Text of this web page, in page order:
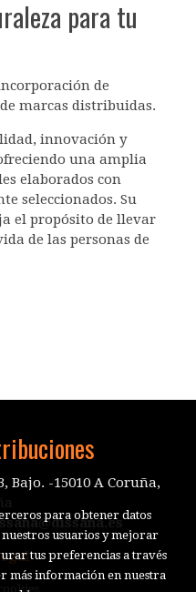
para tu
de
marcas distribuidas.
innovación y
una amplia
elaborados con
seleccionados. Su
el propósito de llevar
de las personas de
Bajo. -15010 A Coruña,
para obtener datos
nuestros usuarios y mejorar
tus preferencias a través
más información en nuestra